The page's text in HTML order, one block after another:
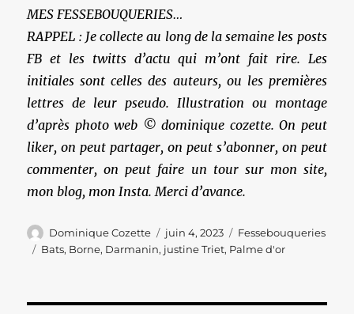
MES FESSEBOUQUERIES…
RAPPEL : Je collecte au long de la semaine les posts
FB et les twitts d’actu qui m’ont fait rire. Les
initiales sont celles des auteurs, ou les premières
lettres de leur pseudo. Illustration ou montage
d’après photo web © dominique cozette. On peut
liker, on peut partager, on peut s’abonner, on peut
commenter, on peut faire un tour sur mon site,
mon blog, mon Insta. Merci d’avance.
Auteur
Dominique Cozette
Publié
le
juin 4, 2023 Catégories
Fessebouqueries
Étiquettes
Bats, Borne, Darmanin, justine Triet, Palme d'or